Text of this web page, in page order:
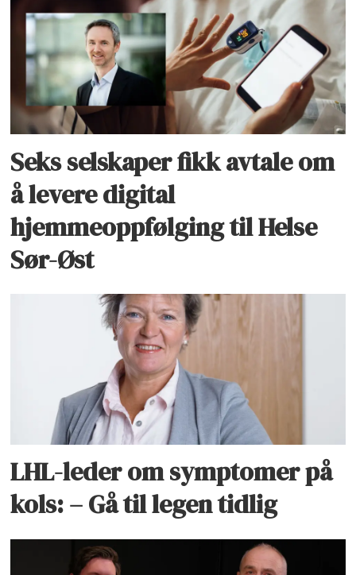
Seks selskaper fikk avtale om
å levere digital
hjemmeoppfølging til Helse
Sør-Øst
LHL-leder om symptomer på
kols: – Gå til legen tidlig